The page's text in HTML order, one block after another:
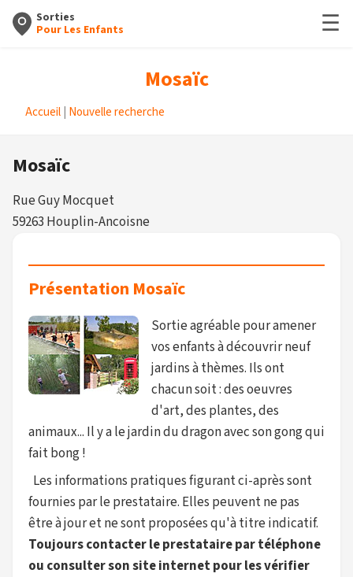
Sorties
Pour Les Enfants
☰
Mosaïc
Accueil Nouvelle recherche
Mosaïc
Rue Guy Mocquet
59263 Houplin-Ancoisne
Présentation Mosaïc
Sortie agréable pour amener
vos enfants à découvrir neuf
jardins à thèmes. Ils ont
chacun soit : des oeuvres
d'art, des plantes, des
animaux... Il y a le jardin du dragon avec son gong qui
fait bong !
Les informations pratiques figurant ci-après sont
fournies par le prestataire. Elles peuvent ne pas
être à jour et ne sont proposées qu'à titre indicatif.
Toujours contacter le prestataire par téléphone
ou consulter son site internet pour les vérifier